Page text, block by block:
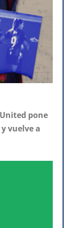
pone
vuelve a